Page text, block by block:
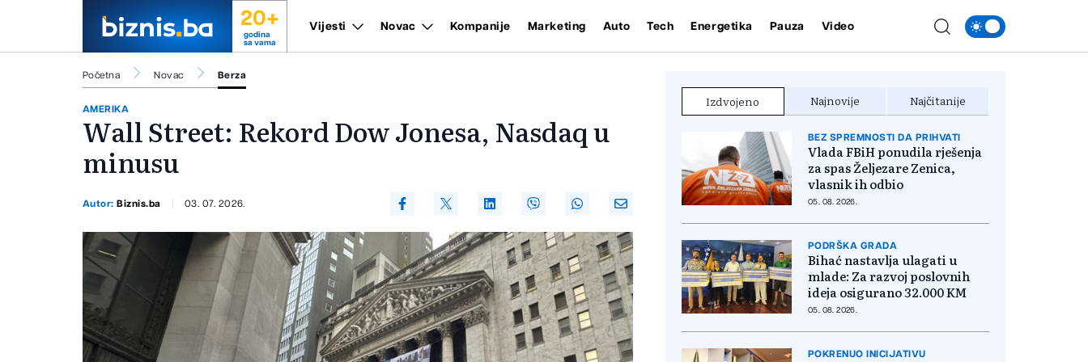
20+
godina
sa vama
Vijesti Novac Kompanije Marketing Auto Tech Energetika Pauza Video
Početna Novac Berza
AMERIKA
Wall Street: Rekord Dow Jonesa, Nasdaq u
minusu
Autor:Biznis.ba 03. 07. 2026.
Izdvojeno Najnovije Najčitanije
BEZ SPREMNOSTI DA PRIHVATI
Vlada FBiH ponudila rješenja
za spas Željezare Zenica,
vlasnik ih odbio
05. 08. 2026.
PODRŠKA GRADA
Bihać nastavlja ulagati u
mlade: Za razvoj poslovnih
ideja osigurano 32.000 KM
05. 08. 2026.
POKRENUO INICIJATIVU